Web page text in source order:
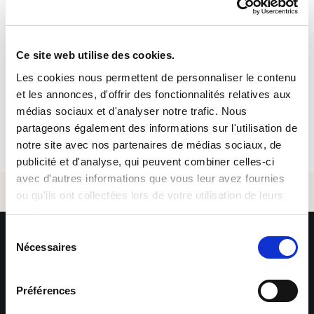
Ce site web utilise des cookies.
Les cookies nous permettent de personnaliser le contenu
et les annonces, d'offrir des fonctionnalités relatives aux
médias sociaux et d'analyser notre trafic. Nous
partageons également des informations sur l'utilisation de
notre site avec nos partenaires de médias sociaux, de
publicité et d'analyse, qui peuvent combiner celles-ci
avec d'autres informations que vous leur avez fournies
ou qu'ils ont collectées lors de votre utilisation de leurs
services.
Nécessaires
Préférences
PUKOB39SQLVO
Postuler
Email *
Envoyer
*Les informations collectées par Sofitex Luxembourg via ce
formulaire font l’objet d’un traitement informatisé ayant
sont obligatoires – leur non-renseignement entraîne
l’impossibilité de traiter la demande. Ces informations sont